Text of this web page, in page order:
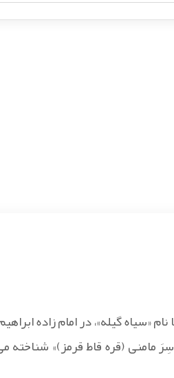
گیله»، در امام زاده
مامنی (قره قاط قرمز)» شناخته